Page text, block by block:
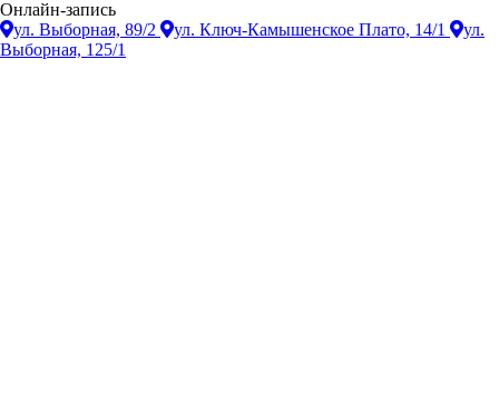
Онлайн-запись
ул. Выборная, 89/2
ул. Ключ-Камышенское Плато, 14/1
ул.
Выборная, 125/1